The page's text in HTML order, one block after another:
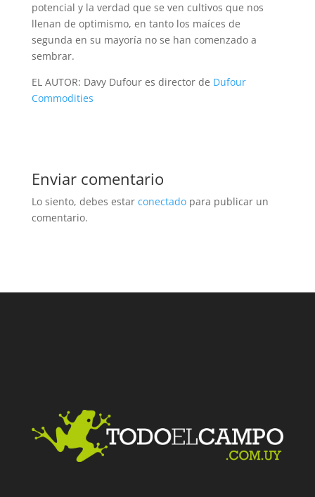
potencial y la verdad que se ven cultivos que nos
llenan de optimismo, en tanto los maíces de
segunda en su mayoría no se han comenzado a
sembrar.
EL AUTOR: Davy Dufour es director de Dufour
Commodities
Enviar comentario
Lo siento, debes estar conectadopara publicar un
comentario.
Facebook